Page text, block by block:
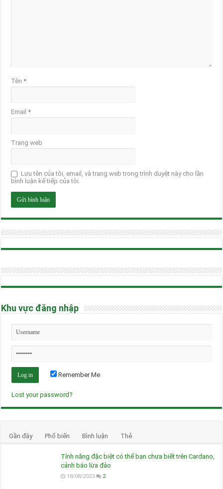
Tên*
Email*
Trang web
Lưu tên của tôi, email, và trang web trong trình duyệt này cho lần
bình luận kế tiếp của tôi.
Khu vực đăng nhập
Remember Me
Lost your password?
Gần đây Phổ biến Bình luận Thẻ
Tính năng đặc biệt có thể bạn chưa biết trên Cardano,
cảnh báo lừa đảo
18/08/2023 2